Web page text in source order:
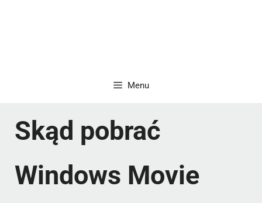
Menu
Skąd pobrać
Windows Movie